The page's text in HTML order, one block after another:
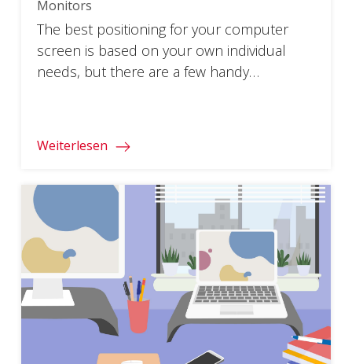
Monitors
The best positioning for your computer
screen is based on your own individual
needs, but there are a few handy
Weiterlesen